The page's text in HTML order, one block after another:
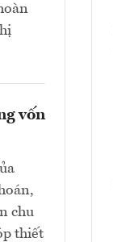
vốn
chu
thiết